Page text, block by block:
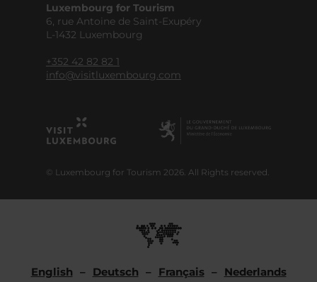
Luxembourg for Tourism
6, rue Antoine de Saint-Exupéry
L-1432 Luxembourg
+352 42 82 82 1
info@visitluxembourg.com
© Luxembourg for Tourism 2026. All Rights reserved.
English Deutsch Français Nederlands